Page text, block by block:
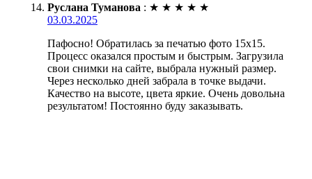
Руслана Туманова : ★ ★ ★ ★ ★
03.03.2025
Пафосно! Обратилась за печатью фото 15х15.
Процесс оказался простым и быстрым. Загрузила
свои снимки на сайте, выбрала нужный размер.
Через несколько дней забрала в точке выдачи.
Качество на высоте, цвета яркие. Очень довольна
результатом! Постоянно буду заказывать.